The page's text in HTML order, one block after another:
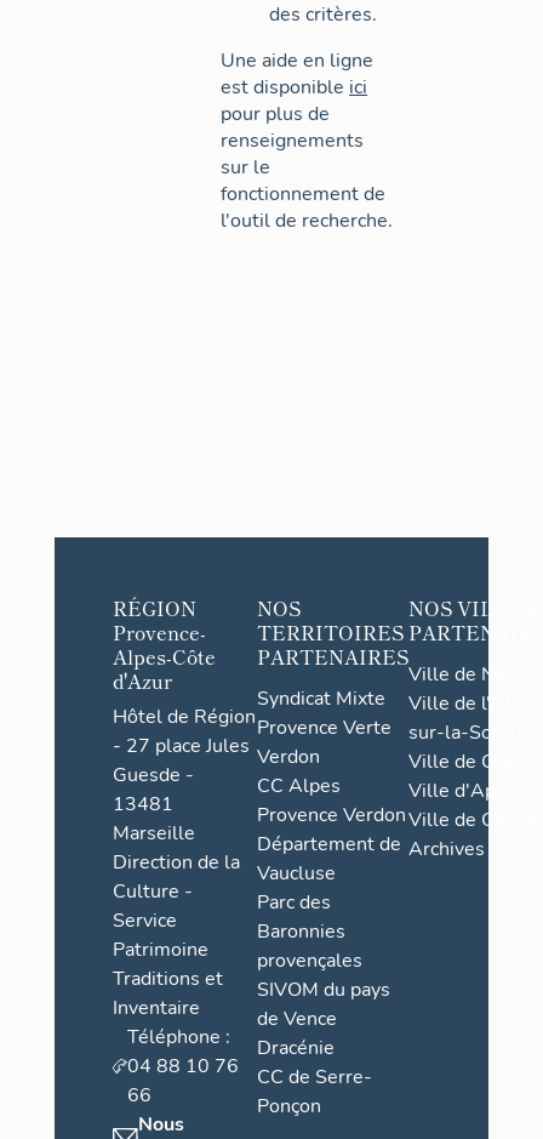
des critères.
Une aide en ligne
est disponible ici
pour plus de
renseignements
sur le
fonctionnement de
l'outil de recherche.
RÉGION
Provence-
Alpes-Côte
d'Azur
Hôtel de Région
- 27 place Jules
Guesde -
13481
Marseille
Direction de la
Culture -
Service
Patrimoine
Traditions et
Inventaire
Téléphone :
04 88 10 76
66
Nous
NOS
TERRITOIRES
PARTENAIRES
Syndicat Mixte
Provence Verte
Verdon
CC Alpes
Provence Verdon
Département de
Vaucluse
Parc des
Baronnies
provençales
SIVOM du pays
de Vence
Dracénie
CC de Serre-
Ponçon
NOS VILLES
Ville de Nice
Ville de l'Isle-
sur-la-Sorgue
Ville de Grasse
Ville d'Apt
Ville de
Archives